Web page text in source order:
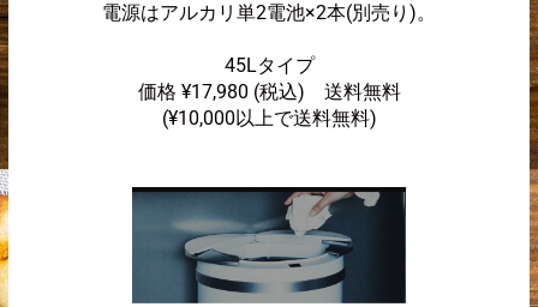
電源はアルカリ単2電池×2本(別売り)。
45Lタイプ
価格 ¥17,980 (税込) 送料無料
(¥10,000以上で送料無料)